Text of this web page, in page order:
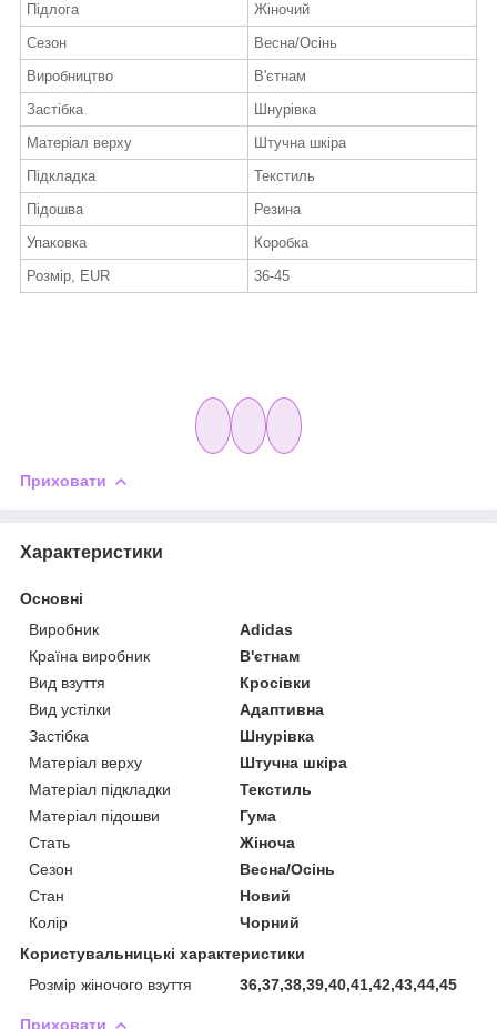
Підлога
Жіночий
Сезон
Весна/Осінь
Виробництво
В'єтнам
Застібка
Шнурівка
Матеріал верху
Штучна шкіра
Підкладка
Текстиль
Підошва
Резина
Упаковка
Коробка
Розмір, EUR
36-45
Приховати
Характеристики
Основні
Виробник
Adidas
Країна виробник
В'єтнам
Вид взуття
Кросівки
Вид устілки
Адаптивна
Застібка
Шнурівка
Матеріал верху
Штучна шкіра
Матеріал підкладки
Текстиль
Матеріал підошви
Гума
Стать
Жіноча
Сезон
Весна/Осінь
Стан
Новий
Колір
Чорний
Користувальницькі характеристики
Розмір жіночого взуття
36,37,38,39,40,41,42,43,44,45
Приховати